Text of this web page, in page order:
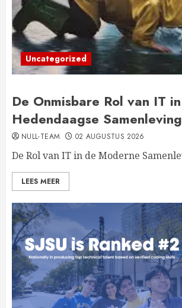
Uncategorized
De Onmisbare Rol van IT
Hedendaagse Samenleving
NULL-TEAM 02 AUGUSTUS 2026
De Rol van IT in de Moderne
LEES MEER